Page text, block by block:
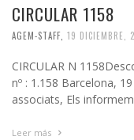
CIRCULAR 1158
AGEM-STAFF 19 DICIEMBRE,
CIRCULAR N
nº : 1.158 Barcelona,
associats, Els
Leer más